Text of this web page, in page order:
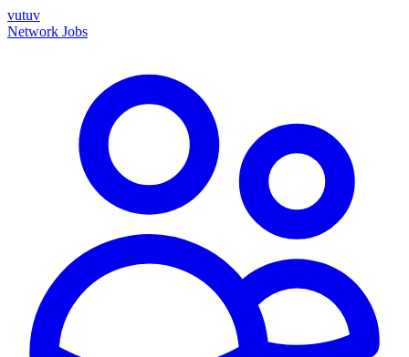
vutuv
Network Jobs